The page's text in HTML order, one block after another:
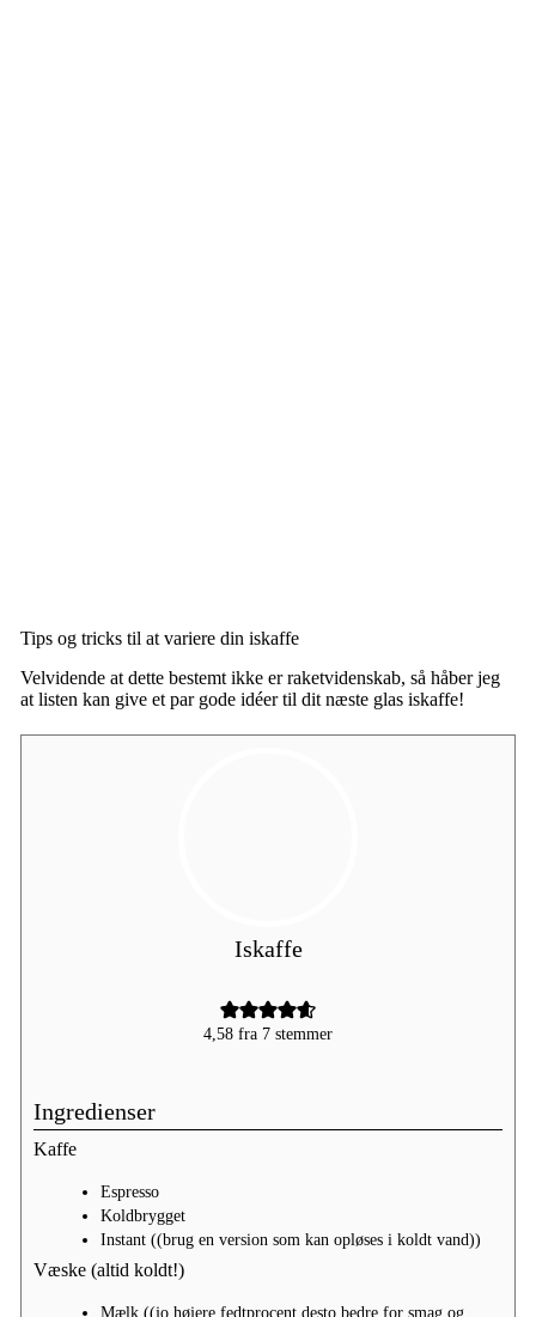
Tips og tricks til at variere din iskaffe
Velvidende at dette bestemt ikke er raketvidenskab, så håber jeg
at listen kan give et par gode idéer til dit næste glas iskaffe!
Iskaffe
4,58 fra 7 stemmer
Ingredienser
Kaffe
Espresso
Koldbrygget
Instant ((brug en version som kan opløses i koldt vand))
Væske (altid koldt!)
Mælk ((jo højere fedtprocent desto bedre for smag og